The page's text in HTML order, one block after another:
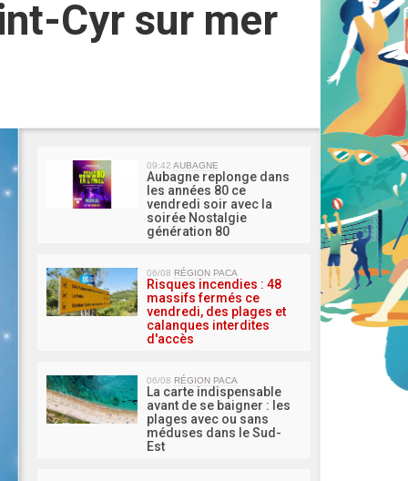
Cyr sur mer
MA
09:42 AUBAGNE
Aubagne replonge dans
les années 80 ce
vendredi soir avec la
soirée Nostalgie
génération 80
06/08 RÉGION PACA
Risques incendies : 48
massifs fermés ce
vendredi, des plages et
calanques interdites
d'accès
06/08 RÉGION PACA
La carte indispensable
avant de se baigner : les
plages avec ou sans
méduses dans le Sud-
Est